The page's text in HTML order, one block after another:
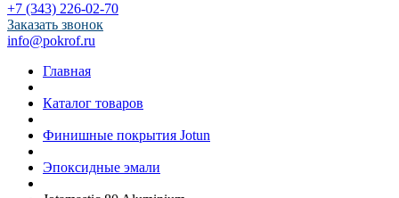
+7 (343) 226-02-70
Заказать звонок
info@pokrof.ru
Главная
Каталог товаров
Финишные покрытия Jotun
Эпоксидные эмали